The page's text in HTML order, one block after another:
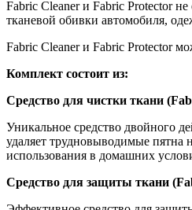
Fabric Cleaner и Fabric Protector
тканевой обивки автомобиля,
Fabric Cleaner и Fabric Protector
Комплект состоит из:
Средство для чистки ткани
Уникальное средство двойного
удаляет трудновыводимые пятна
использования в домашних
Средство для защиты ткани